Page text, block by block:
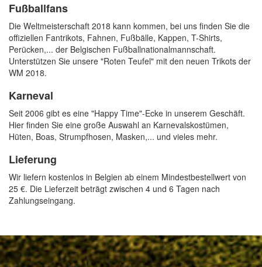
Fußballfans
Die Weltmeisterschaft 2018 kann kommen, bei uns finden Sie die
offiziellen Fantrikots, Fahnen, Fußbälle, Kappen, T-Shirts,
Perücken,... der Belgischen Fußballnationalmannschaft.
Unterstützen Sie unsere "Roten Teufel" mit den neuen Trikots der
WM 2018.
Karneval
Seit 2006 gibt es eine "Happy Time"-Ecke in unserem Geschäft.
Hier finden Sie eine große Auswahl an Karnevalskostümen,
Hüten, Boas, Strumpfhosen, Masken,... und vieles mehr.
Lieferung
Wir liefern kostenlos in Belgien ab einem Mindestbestellwert von
25 €. Die Lieferzeit beträgt zwischen 4 und 6 Tagen nach
Zahlungseingang.